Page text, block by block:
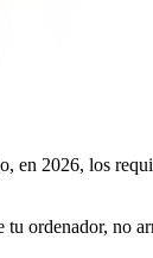
en 2026, los
ordenador, no